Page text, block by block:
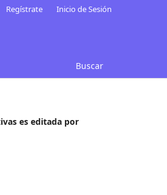
Buscar
Regístrate Inicio de Sesión
es editada por